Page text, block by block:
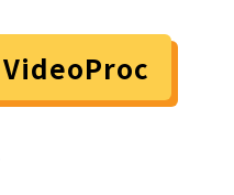
VideoProc